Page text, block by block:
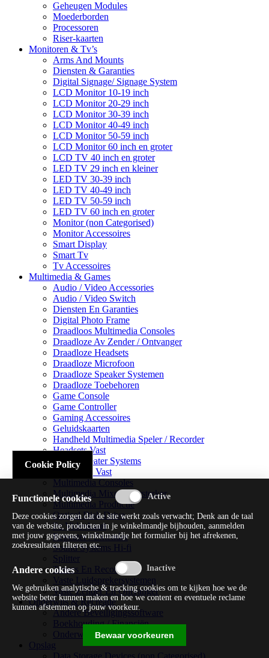
Geheugen Modules
Moederborden
Processoren
Riser-kaarten
Monitoren & Tv’s
Arms And Mounts
Diensten & Garanties
Digital Signage/ Signage System
LCD Monitor 10-19 inch
LCD Monitor 20-29 inch
LCD Monitor 30-39 inch
LCD Monitor 40-49 inch
LCD Monitor 50-59 inch
LCD Monitor 60 inch en groter
LCD TV 40 inch en groter
LED TV 29 inch en kleiner
LED TV 30-39 inch
LED TV 40-49 inch
LED TV 50-59 inch
LED TV 60 inch en groter
Monitor (non Categorised)
Monitor Accessoires
Smart Display
Smart Tv
Tv Accessoires
Multimedia & Games
Audio / Video Accessories
Audio / Video Switch
Diensten En Garanties
Digital Photo Frame
Draadloos Multimedia Consoles
Draadloze Av Zender / Ontvanger
Draadloze Headsets
Draadloze Microfoon
Draadloze Speaker Systemen
Draadloze Toebehoren
Game Console
Game Controller
Gaming Accessoires
Geluidskaarten
Handheld Multimedia Speler / Recorder
Headsets Vast
Home Theater Systems
Microfoon Vast
Multimedia Consoles
Multimedia Mixer / Versterker
Multimedia Productie
Optical Disk Drive
Pc Videokaart
Repeater / Extender
Sound Systems Hi-fi
Splitter
Tuners En Recorders
Vaste Luidsprekersystemen
Vaste Zender En Ontvanger
Onderwijs & Recreatie
Andere Beveiligingssoftware
Boekhouding / Financiën
Onderwijs En Wetenschappelijk
Opslag
Cookie Policy
Functionele cookies
Deze cookies zorgen dat de site werkt zoals verwacht; Denk aan de taal
van de website, producten in je winkelmandje bijhouden, aanmelden
met jouw gegevens, winkelmandje het formulier bij het afrekenen,
zoekresultaten filteren etc.
Andere cookies
We gebruiken analytische & tracking cookies om te kijken hoe we de
website beter kunnen maken en hoe we content en eventuele reclame
kunnen afstemmen op jouw voorkeur.
Bewaar voorkeuren